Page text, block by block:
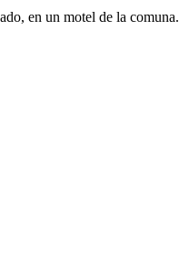
en un motel de la comuna.